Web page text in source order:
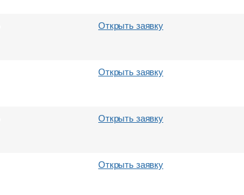
Открыть заявку
Открыть заявку
Открыть заявку
Открыть заявку